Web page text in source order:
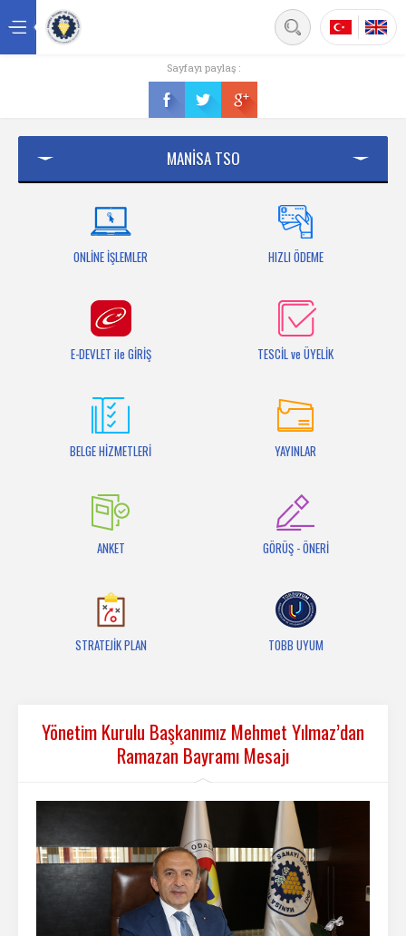
Üyelik
Bilgi Bankası
Sayfayı paylaş :
MANİSA TSO
ONLİNE İŞLEMLER HIZLI ÖDEME
E-DEVLET ile GİRİŞ TESCİL ve ÜYELİK
BELGE HİZMETLERİ YAYINLAR
ANKET GÖRÜŞ - ÖNERİ
STRATEJİK PLAN TOBB UYUM
Yönetim Kurulu Başkanımız Mehmet Yılmaz’dan
Ramazan Bayramı Mesajı